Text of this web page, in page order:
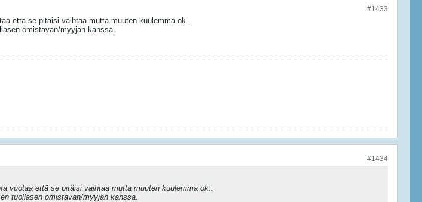
#1433
että se pitäisi vaihtaa mutta muuten kuulemma ok..
omistavan/myyjän kanssa.
#1434
vuotaa että se pitäisi vaihtaa mutta muuten kuulemma ok..
tuollasen omistavan/myyjän kanssa.